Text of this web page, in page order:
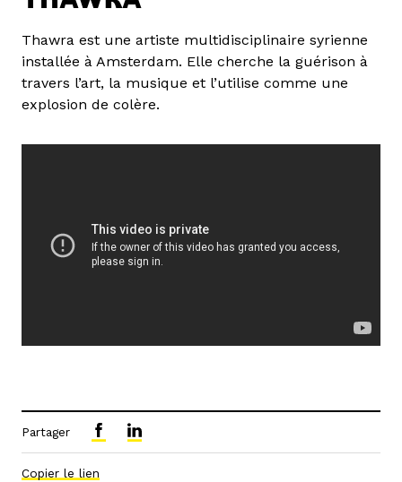
Thawra est une artiste multidisciplinaire syrienne
installée à Amsterdam. Elle cherche la guérison à
travers l’art, la musique et l’utilise comme une
explosion de colère.
Partager
Copier le lien